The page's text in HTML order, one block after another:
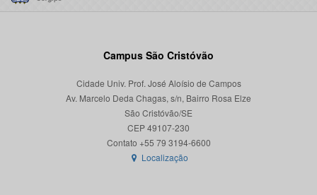
Campus São Cristóvão
Cidade Univ. Prof. José Aloísio de Campos
Av. Marcelo Deda Chagas, s/n, Bairro Rosa Elze
São Cristóvão/SE
CEP 49107-230
Localização